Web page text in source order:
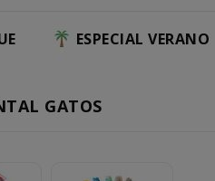
ESPECIAL VERANO
GATOS